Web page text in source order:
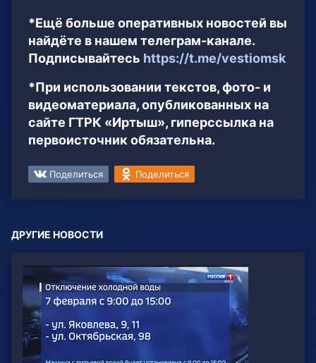
*Ещё больше оперативных новостей вы
найдёте в нашем телеграм-канале.
Подписывайтесь https://t.me/vestiomsk
*При использовании текстов, фото- и
видеоматериала, опубликованных на
сайте ГТРК «Иртыш», гиперссылка на
первоисточник обязательна.
Поделиться Поделиться
ДРУГИЕ НОВОСТИ